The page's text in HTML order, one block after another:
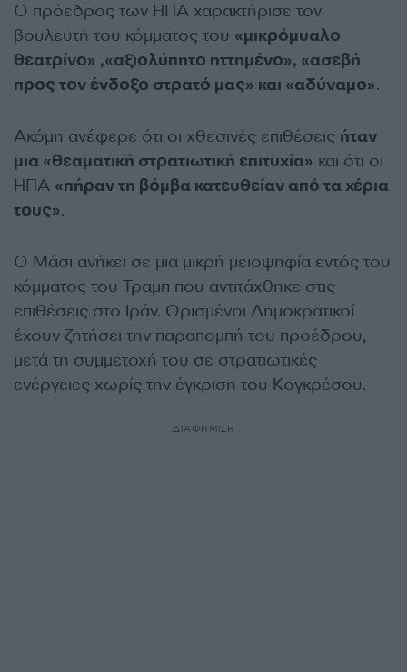
Ο πρόεδρος των ΗΠΑ χαρακτήρισε τον
βουλευτή του κόμματος του «μικρόμυαλο
θεατρίνο» ,«αξιολύπητο ηττημένο», «ασεβή
προς τον ένδοξο στρατό μας» και «αδύναμο».
Ακόμη ανέφερε ότι οι χθεσινές επιθέσεις ήταν
μια «θεαματική στρατιωτική επιτυχία» και ότι οι
ΗΠΑ «πήραν τη βόμβα κατευθείαν από τα χέρια
τους».
Ο Μάσι ανήκει σε μια μικρή μειοψηφία εντός του
κόμματος του Τραμπ που αντιτάχθηκε στις
επιθέσεις στο Ιράν. Ορισμένοι Δημοκρατικοί
έχουν ζητήσει την παραπομπή του προέδρου,
μετά τη συμμετοχή του σε στρατιωτικές
ενέργειες χωρίς την έγκριση του Κογκρέσου.
ΔΙΑΦΗΜΙΣΗ